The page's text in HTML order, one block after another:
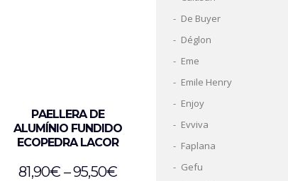
PAELLERA DE
ALUMÍNIO FUNDIDO
ECOPEDRA LACOR
81,90€ –95,50€
De Buyer
Déglon
Eme
Emile Henry
Enjoy
Evviva
Faplana
Gefu